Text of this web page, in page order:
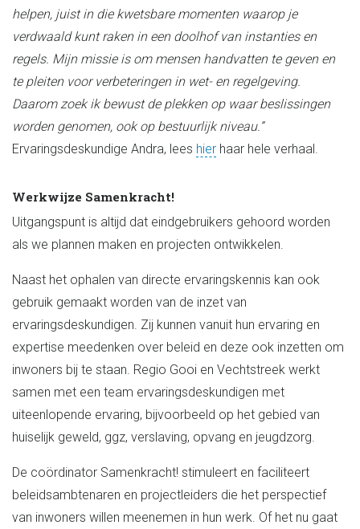
helpen, juist in die kwetsbare momenten waarop je
verdwaald kunt raken in een doolhof van instanties en
regels. Mijn missie is om mensen handvatten te geven en
te pleiten voor verbeteringen in wet- en regelgeving.
Daarom zoek ik bewust de plekken op waar beslissingen
worden genomen, ook op bestuurlijk niveau.”
Ervaringsdeskundige Andra, lees hier haar hele verhaal.
Werkwijze Samenkracht!
Uitgangspunt is altijd dat eindgebruikers gehoord worden
als we plannen maken en projecten ontwikkelen.
Naast het ophalen van directe ervaringskennis kan ook
gebruik gemaakt worden van de inzet van
ervaringsdeskundigen. Zij kunnen vanuit hun ervaring en
expertise meedenken over beleid en deze ook inzetten om
inwoners bij te staan. Regio Gooi en Vechtstreek werkt
samen met een team ervaringsdeskundigen met
uiteenlopende ervaring, bijvoorbeeld op het gebied van
huiselijk geweld, ggz, verslaving, opvang en jeugdzorg.
De coördinator Samenkracht! stimuleert en faciliteert
beleidsambtenaren en projectleiders die het perspectief
van inwoners willen meenemen in hun werk. Of het nu gaat